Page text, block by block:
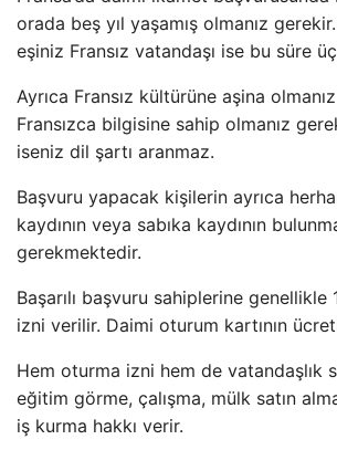
orada beş yıl yaşamış olmanız
eşiniz Fransız vatandaşı ise bu süre üç
Ayrıca Fransız kültürüne aşina
Fransızca bilgisine sahip olmanız
iseniz dil şartı aranmaz.
Başvuru yapacak kişilerin ayrıca
kaydının veya sabıka kaydının
gerekmektedir.
Başarılı başvuru sahiplerine genellikle
izni verilir. Daimi oturum kartının
Hem oturma izni hem de vatandaşlık
eğitim görme, çalışma, mülk satın
iş kurma hakkı verir.